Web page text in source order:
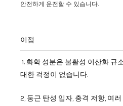
안전하게 운전할 수 있습니다.
이점
1. 화학 성분은 불활성 이산화 규
대한 걱정이 없습니다.
2, 둥근 탄성 입자, 충격 저항, 여